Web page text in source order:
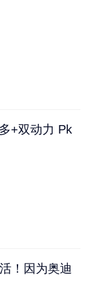
+双动力 Pk
！因为奥迪